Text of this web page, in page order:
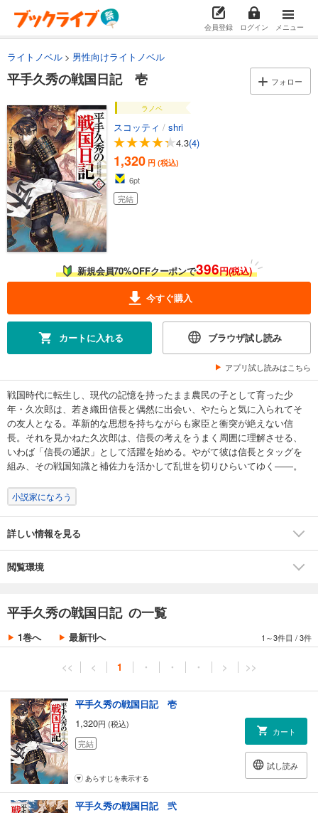
会員登録 ログイン メニュー
ライトノベル 男性向けライトノベル
平手久秀の戦国日記 壱 フォロー
ラノベ
スコッティ / shri
4.3(4)
1,320 円 (税込)
6pt
完結
新規会員70%OFFクーポンで396円(税込)
今すぐ購入
カートに入れる ブラウザ試し読み
アプリ試し読みはこちら
戦国時代に転生し、現代の記憶を持ったまま農民の子として育った少
年・久次郎は、若き織田信長と偶然に出会い、やたらと気に入られてそ
の友人となる。革新的な思想を持ちながらも家臣と衝突が絶えない信
長。それを見かねた久次郎は、信長の考えをうまく周囲に理解させる、
いわば「信長の通訳」として活躍を始める。やがて彼は信長とタッグを
組み、その戦国知識と補佐力を活かして乱世を切りひらいてゆく――。
小説家になろう
詳しい情報を見る
閲覧環境
平手久秀の戦国日記 の一覧
1巻へ 最新刊へ 1～3件目 /3件
<< < 1 ・ ・ ・ > >>
平手久秀の戦国日記 壱
1,320円 (税込)
完結
カート
試し読み
あらすじを表示する
平手久秀の戦国日記 弐